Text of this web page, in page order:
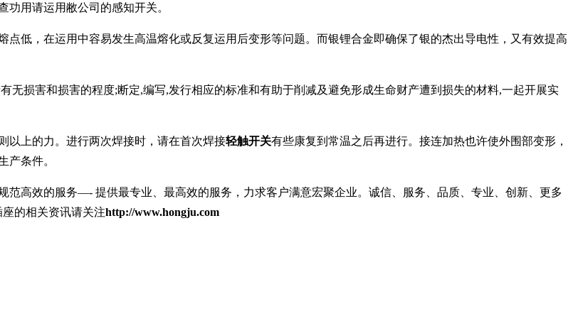
用请运用敝公司的感知开关。
低，在运用中容易发生高温熔化或反复运用后变形等问题。而银锂合金即确保了银的杰出导电性，又有效提高
无损害和损害的程度;断定,编写,发行相应的标准和有助于削减及避免形成生命财产遭到损失的材料,一起开展实
以上的力。进行两次焊接时，请在首次焊接轻触开关有些康复到常温之后再进行。接连加热也许使外围部变形，
产条件。
高效的服务—- 提供最专业、最高效的服务，力求客户满意宏聚企业。诚信、服务、品质、专业、创新、更多
的相关资讯请关注http://www.hongju.com